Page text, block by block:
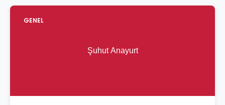
GENEL